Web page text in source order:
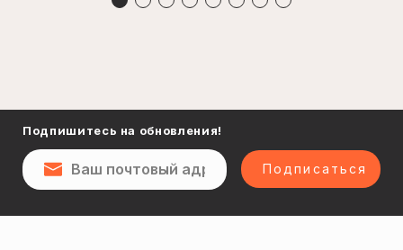
Подпишитесь на обновления!
Подписаться